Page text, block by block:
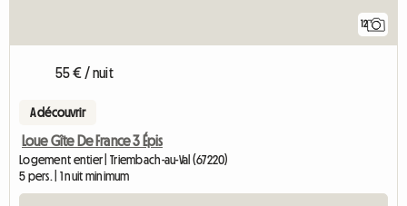
12
55 € / nuit
A découvrir
Loue Gîte De France 3 Épis
Logement entier | Triembach-au-Val (67220)
5 pers. | 1 nuit minimum